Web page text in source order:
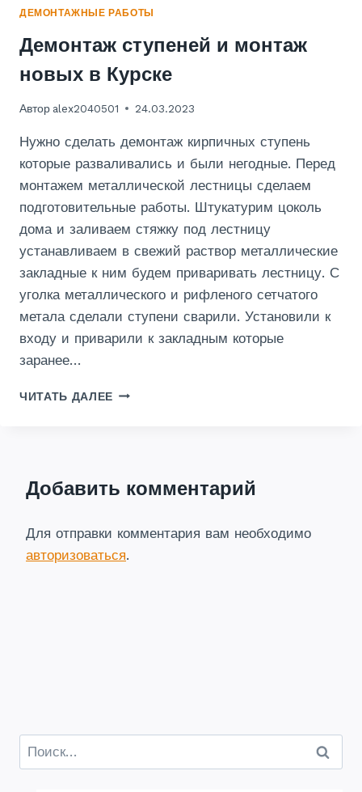
ДЕМОНТАЖНЫЕ РАБОТЫ
Демонтаж ступеней и монтаж
новых в Курске
Автор alex2040501 24.03.2023
Нужно сделать демонтаж кирпичных ступень
которые разваливались и были негодные. Перед
монтажем металлической лестницы сделаем
подготовительные работы. Штукатурим цоколь
дома и заливаем стяжку под лестницу
устанавливаем в свежий раствор металлические
закладные к ним будем приваривать лестницу. С
уголка металлического и рифленого сетчатого
метала сделали ступени сварили. Установили к
входу и приварили к закладным которые
заранее…
ЧИТАТЬ ДАЛЕЕ ДЕМОНТАЖ
КУРСКЕ
Добавить комментарий
Для отправки комментария вам необходимо
авторизоваться.
Найти: